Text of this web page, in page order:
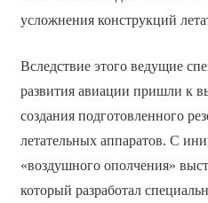
усложнения конструкций
Вследствие этого ведущие
развития авиации пришли к
создания подготовленного
летательных аппаратов. С
«воздушного ополчения»
который разработал